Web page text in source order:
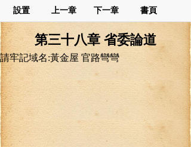
設置 上一章 下一章 書頁
第三十八章 省委論道
請牢記域名:黃金屋 官路彎彎